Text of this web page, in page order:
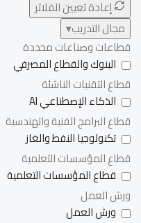
مجال التدريب▾
قطاعات وصناعات محددة
البنوك والقطاع المصرفي
قطاع التقنيات الناشئة
الذكاء الإصطناعي AI
قطاع البرامج الفنية والهندسية
تكنولوجيا النفط والغاز
قطاع المؤسسات التعلمية
قطاع المؤسسات التعلمية
ورش العمل
ورش العمل